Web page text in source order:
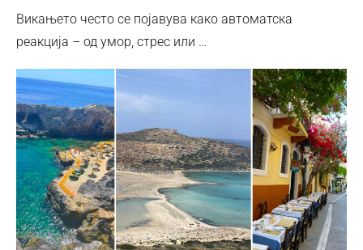
Викањето често се појавува како автоматска
реакција – од умор, стрес или …